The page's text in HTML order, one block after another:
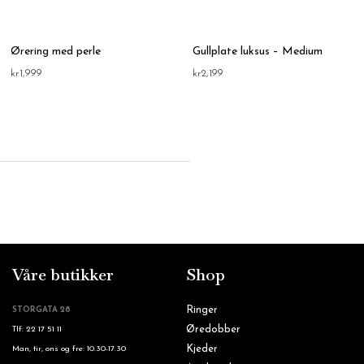
Ørering med perle
kr1,999
Gullplate luksus – Medium
kr2,199
Våre butikker
STORGATA 28
Tlf: 22 17 51 11
Man, tir, ons og fre: 10.30-17.30
Shop
Ringer
Øredobber
Kjeder